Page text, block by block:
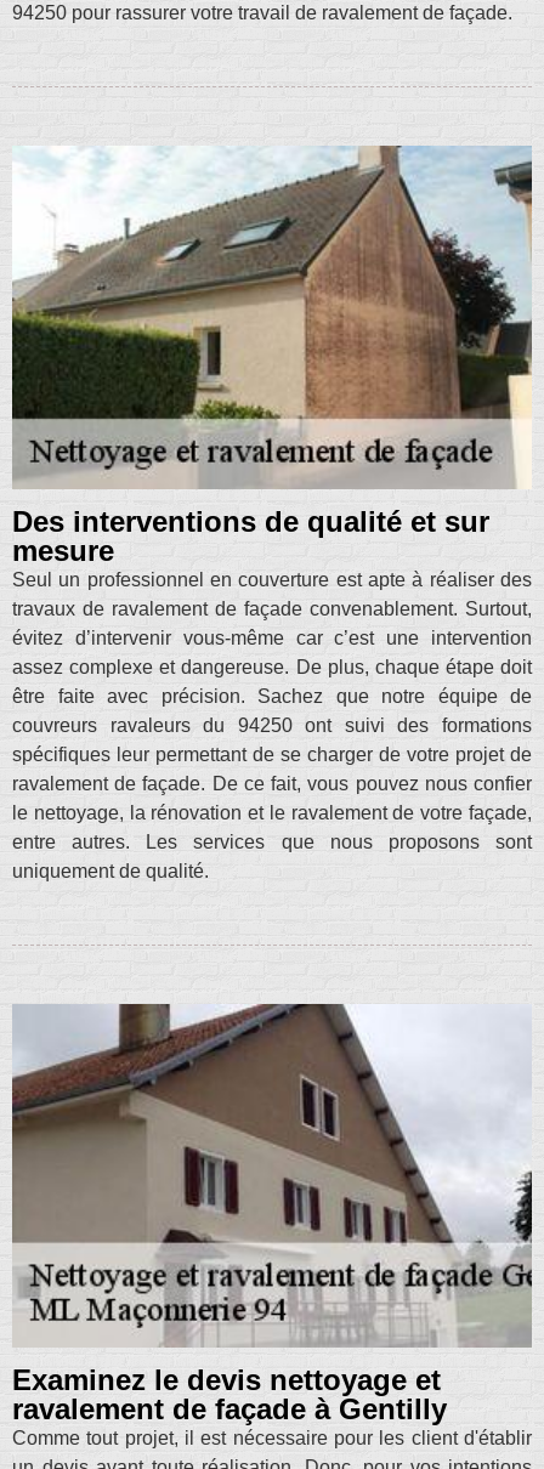
94250 pour rassurer votre travail de ravalement de façade.
Des interventions de qualité et sur
mesure
Seul un professionnel en couverture est apte à réaliser des
travaux de ravalement de façade convenablement. Surtout,
évitez d’intervenir vous-même car c’est une intervention
assez complexe et dangereuse. De plus, chaque étape doit
être faite avec précision. Sachez que notre équipe de
couvreurs ravaleurs du 94250 ont suivi des formations
spécifiques leur permettant de se charger de votre projet de
ravalement de façade. De ce fait, vous pouvez nous confier
le nettoyage, la rénovation et le ravalement de votre façade,
entre autres. Les services que nous proposons sont
uniquement de qualité.
Examinez le devis nettoyage et
ravalement de façade à Gentilly
Comme tout projet, il est nécessaire pour les client d'établir